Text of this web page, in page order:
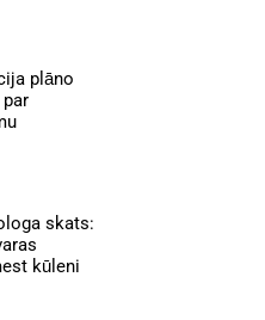
plāno
skats:
kūleni